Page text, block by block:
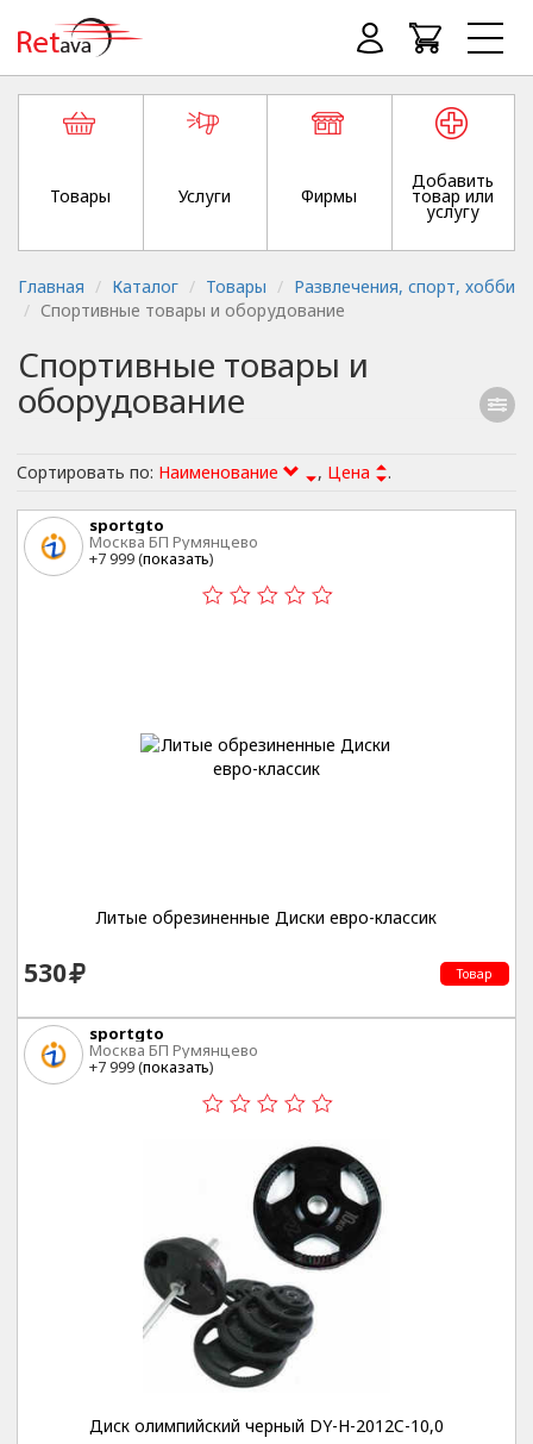
Товары Услуги Фирмы
Добавить
товар или
услугу
Главная Каталог Товары
Развлечения, спорт, хобби
Спортивные товары и оборудование
Спортивные товары и
оборудование
Сортировать по: Наименование , Цена .
sportgto
Москва БП Румянцево
+7 999 (показать)
Литые обрезиненные Диски евро-классик
530 Товар
sportgto
Москва БП Румянцево
+7 999 (показать)
Диск олимпийский черный DY-H-2012C-10,0